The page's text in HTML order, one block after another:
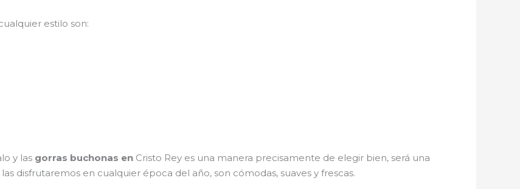
estilo son:
y las gorras buchonas en Cristo Rey es una manera precisamente de elegir bien, será una
disfrutaremos en cualquier época del año, son cómodas, suaves y frescas.